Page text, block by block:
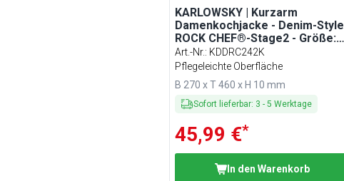
KARLOWSKY | Kurzarm
Damenkochjacke - Denim-Style
ROCK CHEF®-Stage2 - Größe:
42
Art.-Nr.: KDDRC242K
Pflegeleichte Oberfläche
B 270 x T 460 x H 10 mm
Sofort lieferbar: 3 - 5 Werktage
45,99 €*
In den Warenkorb